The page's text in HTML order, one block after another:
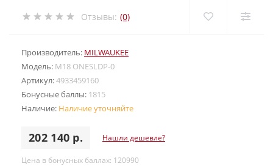
Отзывы: (0)
Производитель: MILWAUKEE
Модель: M18 ONESLDP-0
Артикул:4933459160
Бонусные баллы: 1815
Наличие: Наличие уточняйте
202 140 р. Нашли дешевле?
Цена в бонусных баллах: 120990